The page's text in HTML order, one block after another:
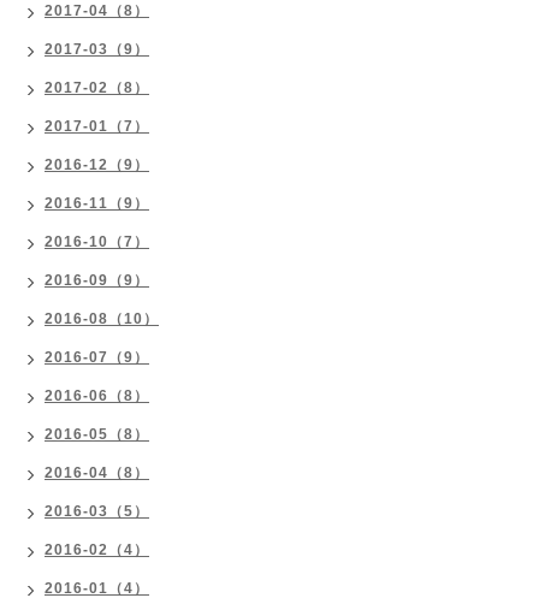
2017-04（8）
2017-03（9）
2017-02（8）
2017-01（7）
2016-12（9）
2016-11（9）
2016-10（7）
2016-09（9）
2016-08（10）
2016-07（9）
2016-06（8）
2016-05（8）
2016-04（8）
2016-03（5）
2016-02（4）
2016-01（4）